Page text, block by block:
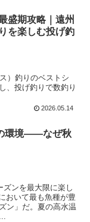
盛期攻略｜遠州
を楽しむ投げ釣
）釣りのベストシ
、投げ釣りで数釣り
2026.05.14
環境——なぜ秋
ンを最大限に楽し
おいて最も魚種が豊
ン」だ。夏の高水温